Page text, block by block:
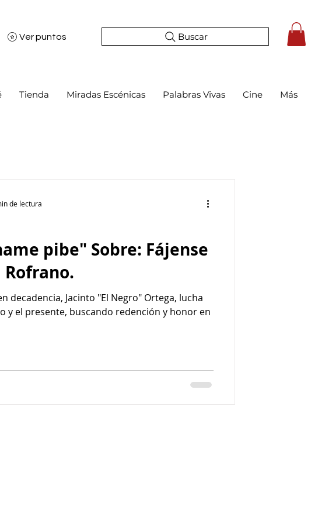
Ver puntos Buscar
Tienda Miradas Escénicas Palabras Vivas Cine Más
pibe" Sobre: Fájense
decadencia, Jacinto "El Negro" Ortega, lucha
y el presente, buscando redención y honor en
de lectura